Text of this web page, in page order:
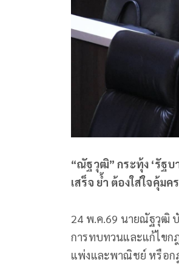
“ณัฐวุฒิ” กระทุ้ง ‘รัฐบ
เสร็จ ย้ำ ต้องใส่ใจคุ้ม
24 พ.ค.69 นายณัฐวุฒิ
การทบทวนและแก้ไข
แพ่งและพาณิชย์ หรือก